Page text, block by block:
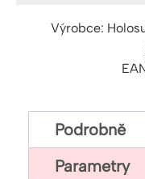
Výrobce:
Podrobně
Parametry